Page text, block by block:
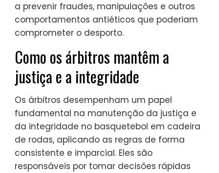
a prevenir fraudes, manipulações e outros
comportamentos antiéticos que poderiam
comprometer o desporto.
Como os árbitros mantêm a
justiça e a integridade
Os árbitros desempenham um papel
fundamental na manutenção da justiça e
da integridade no basquetebol em cadeira
de rodas, aplicando as regras de forma
consistente e imparcial. Eles são
responsáveis por tomar decisões rápidas